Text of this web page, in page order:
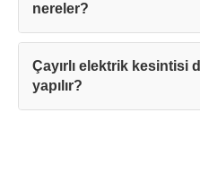
nereler?
Çayırlı elektrik kesintisi
yapılır?